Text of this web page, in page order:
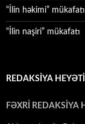
“İlin həkimi” mükafatı
“İlin naşiri” mükafatı
REDAKSİYA
FƏXRİ REDAKSİYA